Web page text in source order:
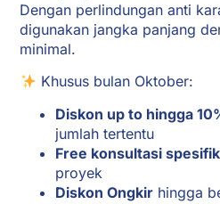
Dengan perlindungan anti
digunakan jangka panjang
minimal.
Khusus bulan Oktober:
Diskon up to hingga
jumlah tertentu
Free konsultasi
proyek
Diskon Ongkir hingga